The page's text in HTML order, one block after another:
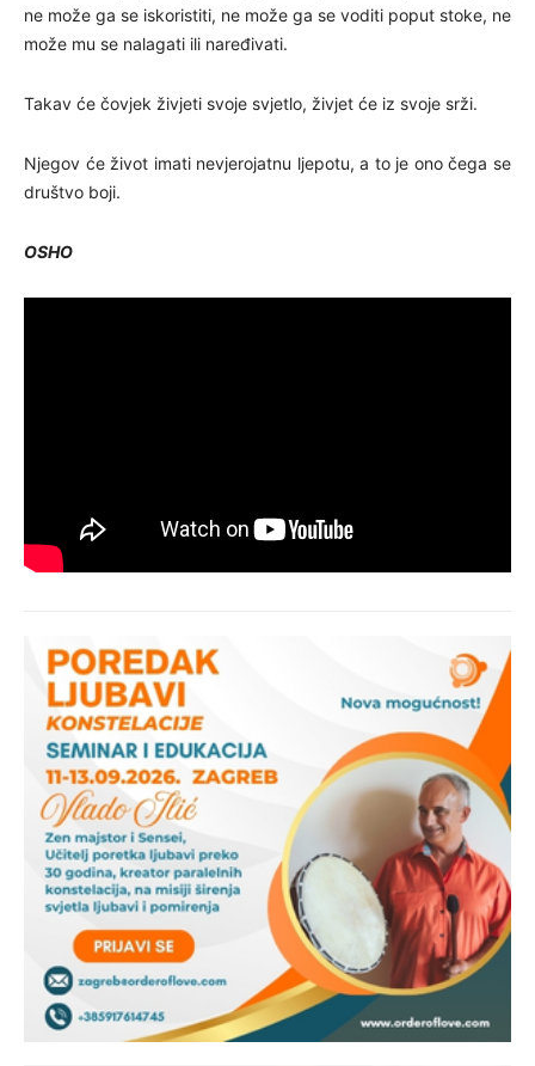
ne može ga se iskoristiti, ne može ga se voditi poput stoke, ne
može mu se nalagati ili naređivati.
Takav će čovjek živjeti svoje svjetlo, živjet će iz svoje srži.
Njegov će život imati nevjerojatnu ljepotu, a to je ono čega se
društvo boji.
OSHO